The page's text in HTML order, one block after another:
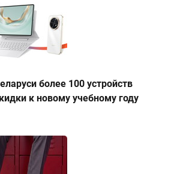
более 100 устройств
к новому учебному году